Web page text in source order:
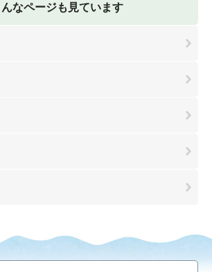
んなページも見ています